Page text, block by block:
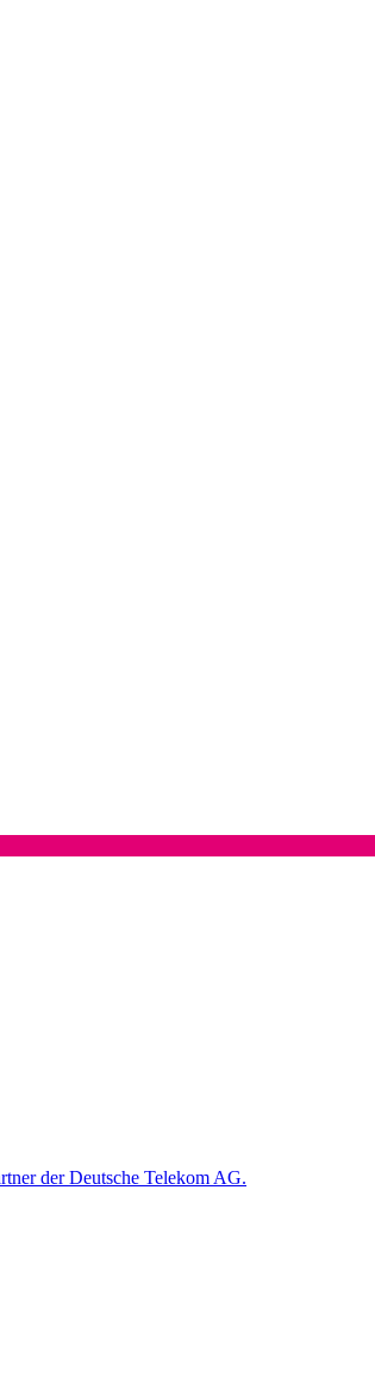
der Deutsche Telekom AG.